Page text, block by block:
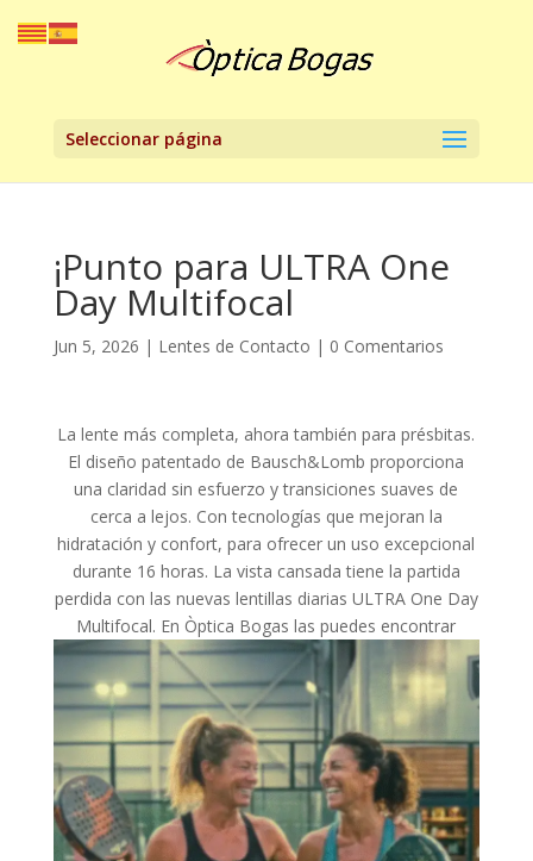
Seleccionar página
¡Punto para ULTRA One
Day Multifocal
Jun 5, 2026 | Lentes de Contacto | 0 Comentarios
La lente más completa, ahora también para présbitas.
El diseño patentado de Bausch&Lomb proporciona
una claridad sin esfuerzo y transiciones suaves de
cerca a lejos. Con tecnologías que mejoran la
hidratación y confort, para ofrecer un uso excepcional
durante 16 horas. La vista cansada tiene la partida
perdida con las nuevas lentillas diarias ULTRA One Day
Multifocal. En Òptica Bogas las puedes encontrar